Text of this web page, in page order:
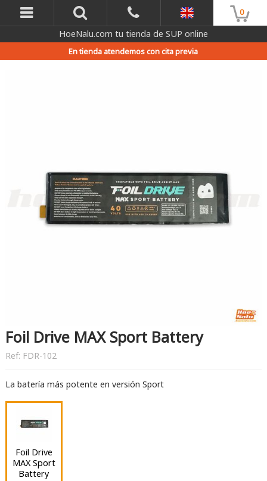
0
HoeNalu.com tu tienda de SUP online
En tienda atendemos con cita previa
Foil Drive MAX Sport Battery
Ref: FDR-102
La batería más potente en versión Sport
Foil Drive
MAX Sport
Battery